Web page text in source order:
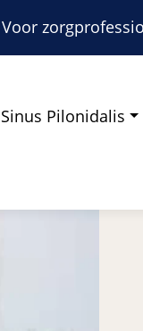
Voor
Sinus Pilonidalis